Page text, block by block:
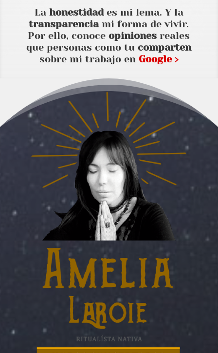
La honestidades mi lema. Y la
transparenciami forma de vivir.
Por ello, conoceopiniones reales
que personas como tucomparten
sobre mi trabajo en Google ›